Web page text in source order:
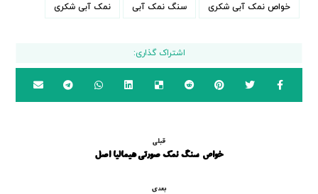
خواص نمک آبی شکری سنگ نمک آبی نمک آبی شکری
قبلی
خواص سنگ نمک صورتی هیمالیا اصل
بعدی